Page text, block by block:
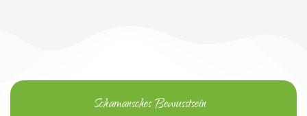
Schamansches Bewusstsein